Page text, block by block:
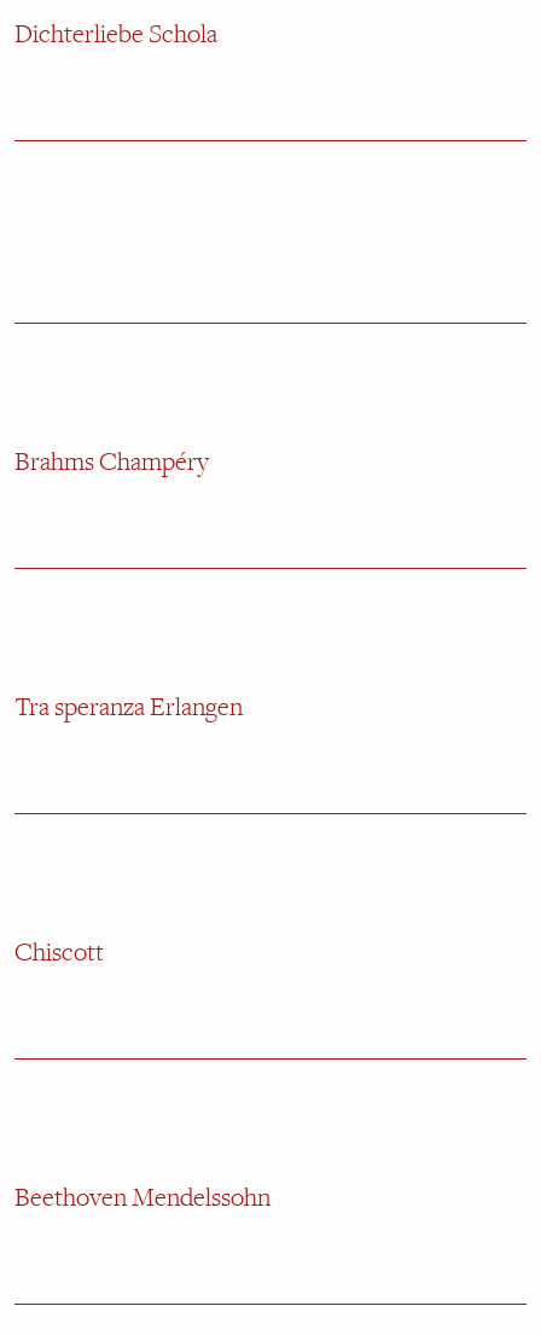
Dichterliebe Schola
Brahms Champéry
Tra speranza Erlangen
Chiscott
Beethoven Mendelssohn